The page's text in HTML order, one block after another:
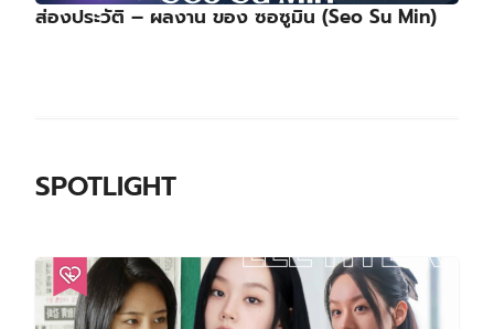
ส่องประวัติ – ผลงาน ของ ซอซูมิน (Seo Su Min)
SPOTLIGHT